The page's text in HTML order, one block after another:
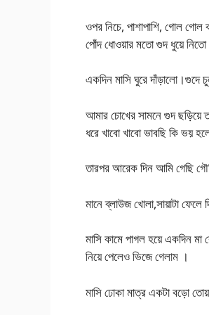
ওপর নিচে, পাশাপাশি, গোল
পোঁদ ধোওয়ার মতো গুদ ধুয়ে
একদিন মাসি ঘুরে দাঁড়ালো।গুদে
আমার চোখের সামনে গুদ
ধরে খাবো খাবো ভাবছি কি ভয়
তারপর আরেক দিন আমি গেছি
মানে ব্লাউজ খোলা,সায়াটা
মাসি কামে পাগল হয়ে একদিন
নিয়ে পেলেও ভিজে গেলাম ।
মাসি ঢোকা মাত্র একটা বড়ো